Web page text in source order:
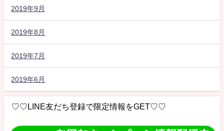
2019年9月
2019年8月
2019年7月
2019年6月
♡♡LINE友だち登録で限定情報をGET♡♡